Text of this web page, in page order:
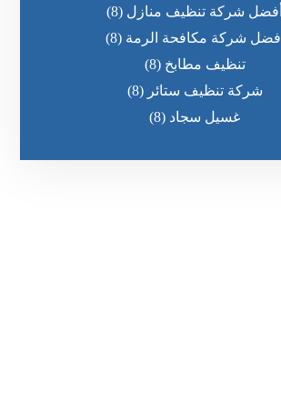
أفضل شركة تنظيف منازل (8)
أفضل شركة مكافحة الرمة (8)
تنظيف مطابخ (8)
شركة تنظيف ستائر (8)
غسيل سجاد (8)